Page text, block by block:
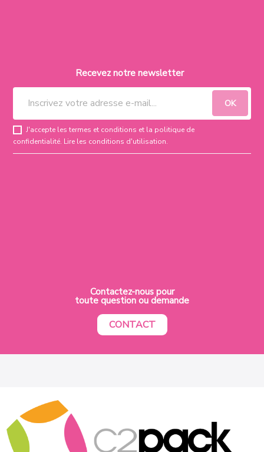
Recevez notre newsletter
J'accepte les termes et conditions et la politique de
confidentialité. Lire les conditions d'utilisation.
Contactez-nous pour
toute question ou demande
CONTACT